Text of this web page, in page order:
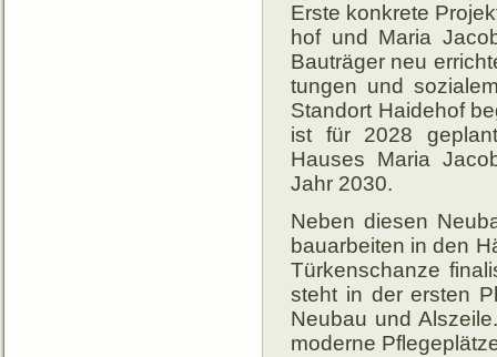
Erste konkrete
hof und Maria
Bau­trä­ger neu
tungen und
Stand­ort Haide­hof
ist für 2028
Hauses Maria
Jahr 2030.
Neben diesen
bau­ar­bei­ten in den
Türken­schanze
steht in der ers­ten
Neu­bau und
mo­der­ne